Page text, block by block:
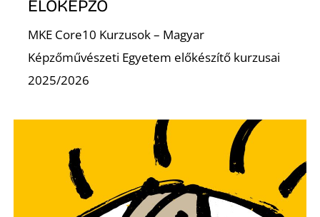
ELŐKÉPZŐ
MKE Core10 Kurzusok – Magyar
Képzőművészeti Egyetem előkészítő kurzusai
2025/2026